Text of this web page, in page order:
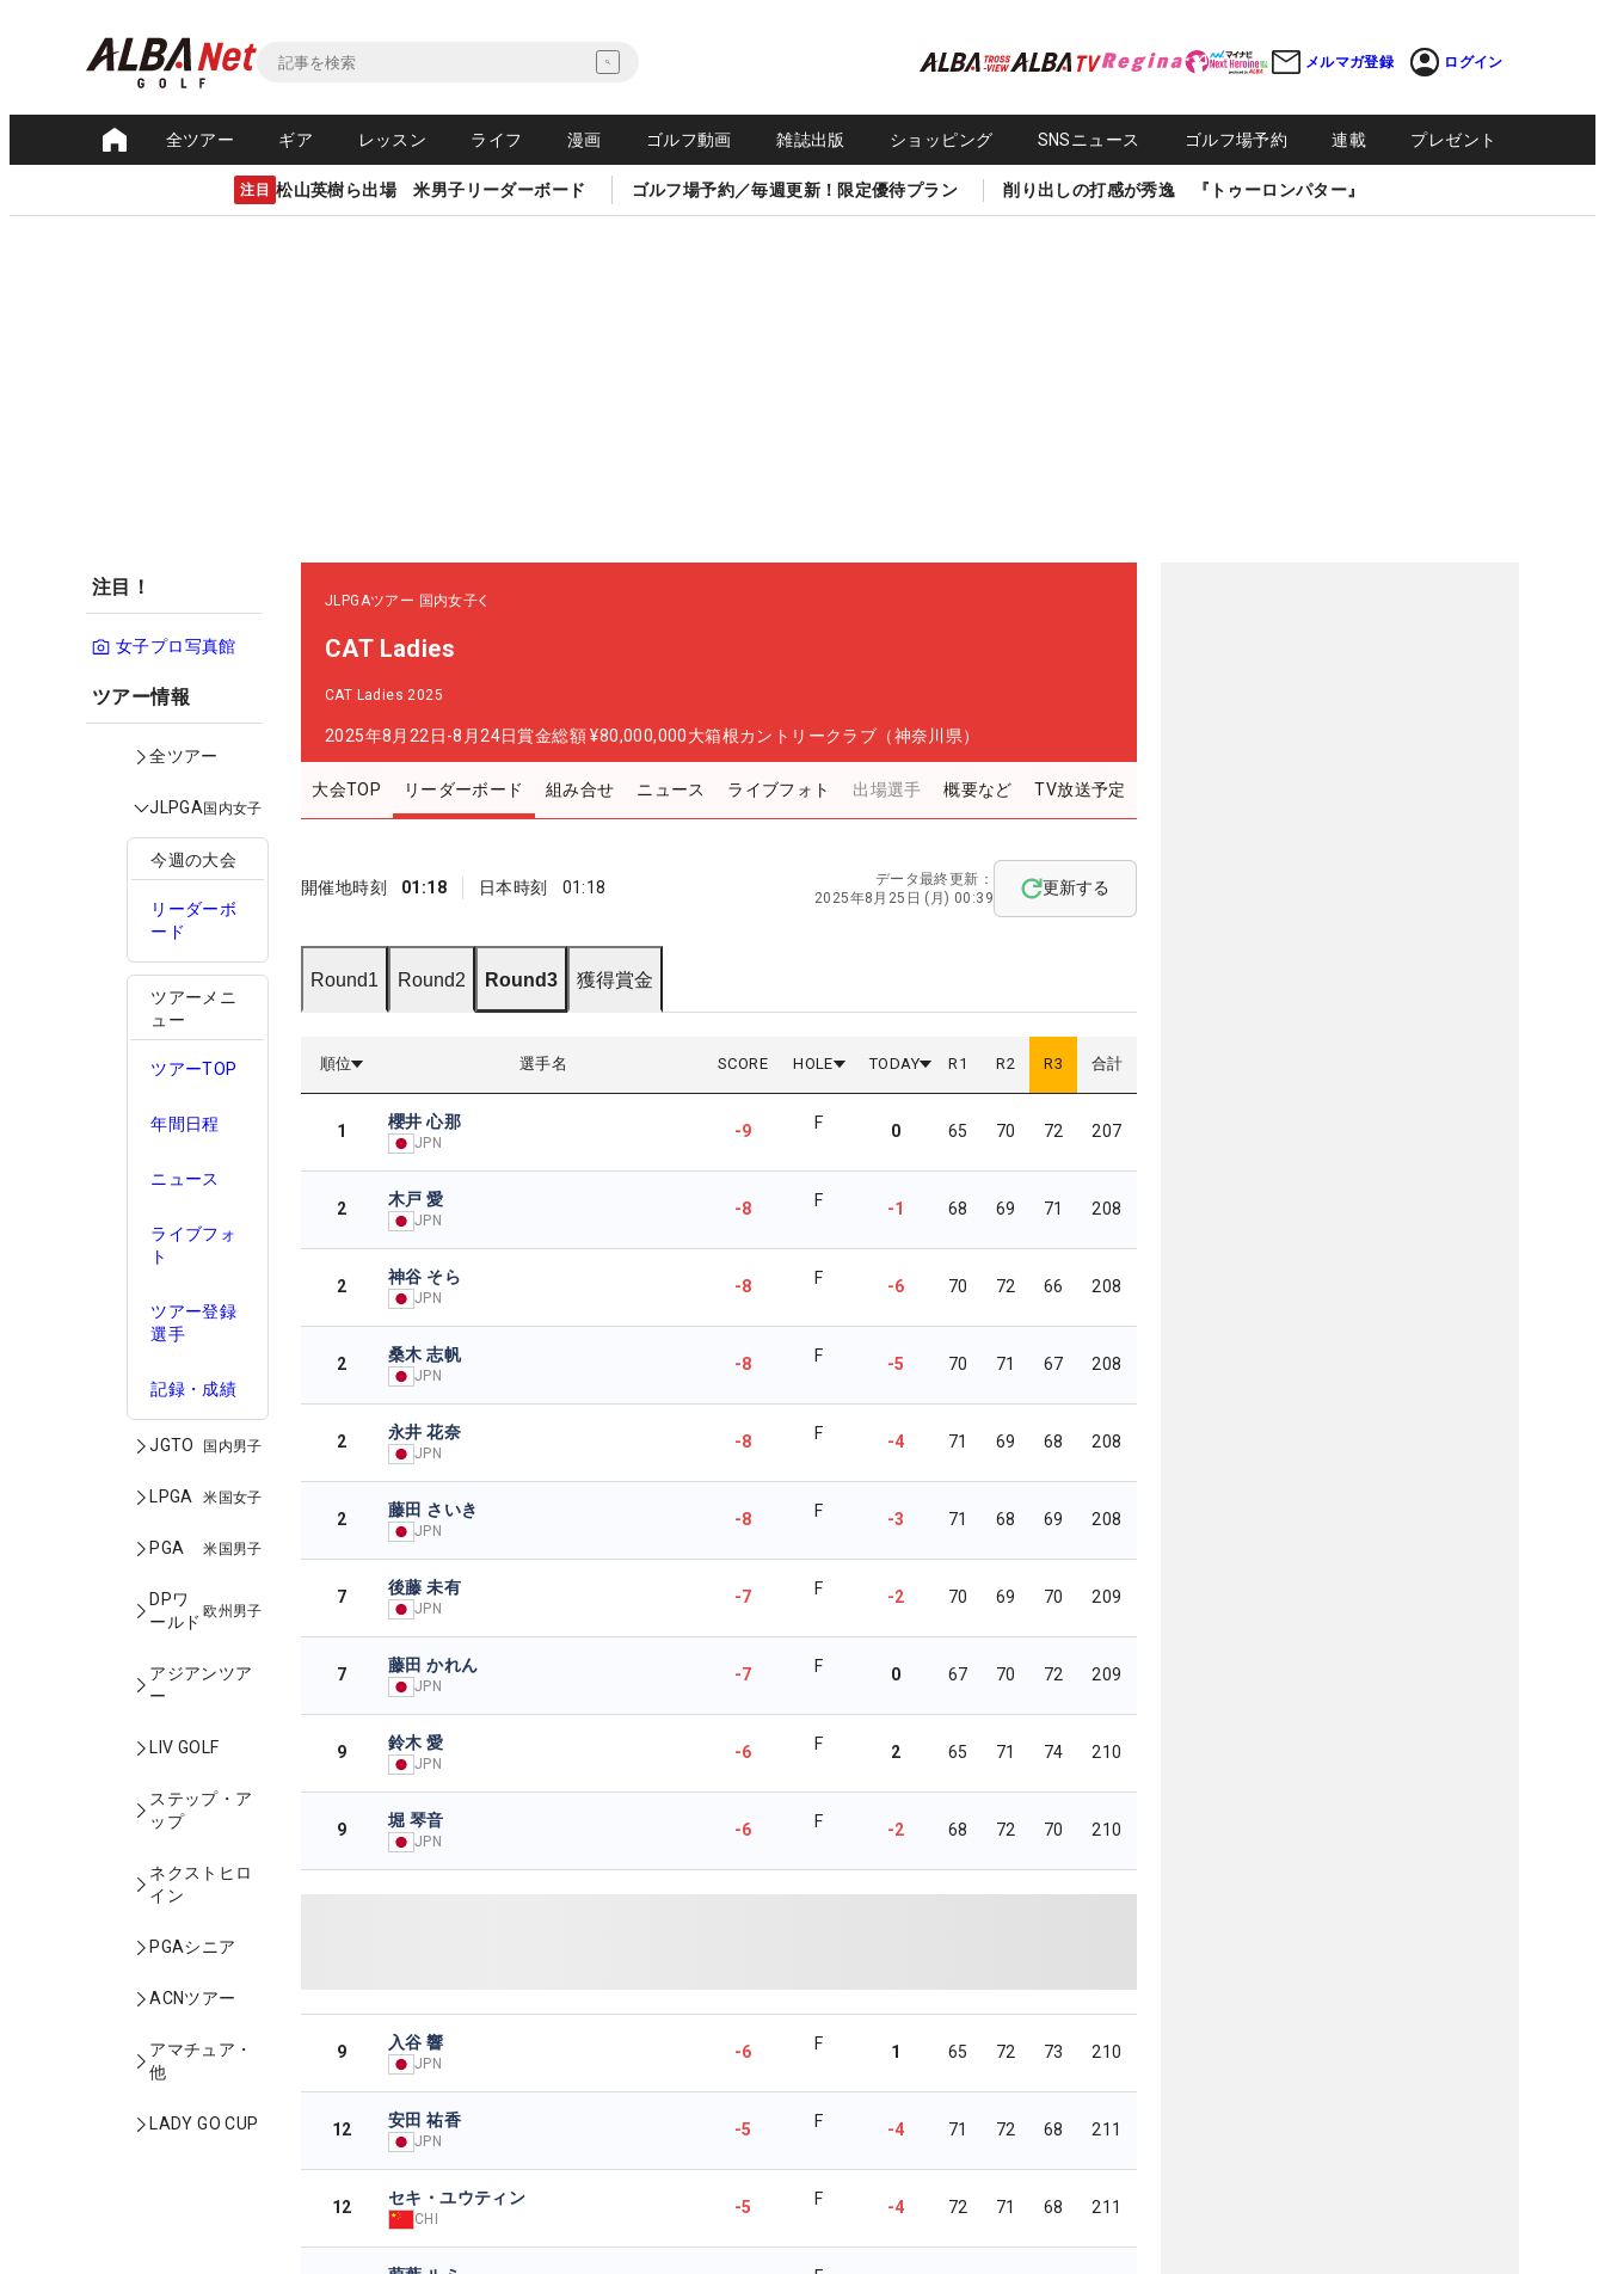
メルマガ登録 ログイン
全ツアー ギア レッスン ライフ 漫画 ゴルフ動画 雑誌出版 ショッピング SNSニュース ゴルフ場予約 連載 プレゼント
注目 松山英樹ら出場 米男子リーダーボード ゴルフ場予約／毎週更新！限定優待プラン 削り出しの打感が秀逸 『トゥーロンパター』
注目！
女子プロ写真館
ツアー情報
全ツアー
JLPGA国内女子
今週の大会
リーダーボ
ード
ツアーメニ
ュー
ツアーTOP
年間日程
ニュース
ライブフォ
ト
ツアー登録
選手
記録・成績
JGTO 国内男子
LPGA 米国女子
PGA 米国男子
DPワ
ールド
欧州男子
アジアンツア
ー
LIV GOLF
ステップ・ア
ップ
ネクストヒロ
イン
PGAシニア
ACNツアー
アマチュア・
他
LADY GO CUP
JLPGAツアー 国内女子
CAT Ladies
CAT Ladies 2025
2025年8月22日-8月24日賞金総額 ¥80,000,000大箱根カントリークラブ（神奈川県）
大会TOP リーダーボード 組み合せ ニュース ライブフォト 出場選手 概要など TV放送予定
開催地時刻 01:18 日本時刻 01:18
データ最終更新：
2025年8月25日 (月) 00:39
更新する
Round1 Round2 Round3 獲得賞金
順位 選手名 SCORE HOLE TODAY R 1 R2 R3 合計
1 櫻井 心那
JPN
-9 F 0 65 70 72 207
2 木戸 愛
JPN
-8 F -1 68 69 71 208
2 神谷 そら
JPN
-8 F -6 70 72 66 208
2 桑木 志帆
JPN
-8 F -5 70 71 67 208
2 永井 花奈
JPN
-8 F -4 71 69 68 208
2 藤田 さいき
JPN
-8 F -3 71 68 69 208
7 後藤 未有
JPN
-7 F -2 70 69 70 209
7 藤田 かれん
JPN
-7 F 0 67 70 72 209
9 鈴木 愛
JPN
-6 F 2 65 71 74 210
9 堀 琴音
JPN
-6 F -2 68 72 70 210
9 入谷 響
JPN
-6 F 1 65 72 73 210
12 安田 祐香
JPN
-5 F -4 71 72 68 211
12 セキ・ユウティン
CHI
-5 F -4 72 71 68 211